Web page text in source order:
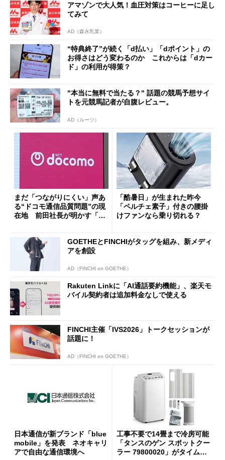
アマゾンで大人気！血圧対策はコーヒーに足し
てみて
AD（森永乳業）
“特典終了”が続く「d払い」「dポイント」の
お得さはどう変わるのか これからは「dカー
ド」の利用が得策？
"本当に無料で当たる？" 話題の競馬予想サイ
トを元競馬記者が自腹レビュー。
AD（ルーツ）
まだ「つながりにくい」声あ
る“ドコモ通信品質問題”の現
在地 前田社長が明かす「道
「酷暑日」が生まれた昨今
「ペルチェ素子」付きの腰掛
けファンなら乗り切れる？
GOETHEとFINCHIがタッグを組み、新メディ
アを創設
AD（FINCHI on GOETHE）
Rakuten Linkに「AI通話要約機能」、楽天モ
バイル契約者は追加料金なしで使える
FINCHI主催「IVS2026」トークセッションが
話題に！
AD（FINCHI on GOETHE）
日本通信が新ブランド「blue
mobile」を発表 ネオキャリ
アで自由な通信環境へ
工事不要で14畳まで冷房可能
「タンスのゲン スポットクー
ラー 79800020」がタイムセ